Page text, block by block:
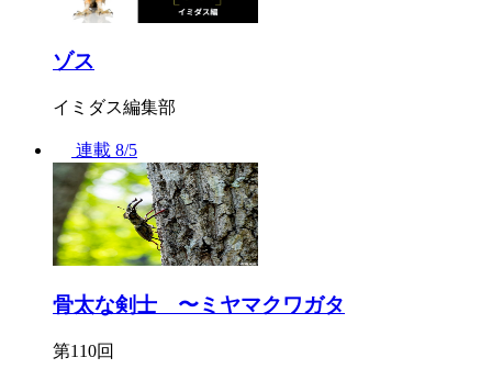
ゾス
イミダス編集部
連載 8/5
骨太な剣士 〜ミヤマクワガタ
第110回